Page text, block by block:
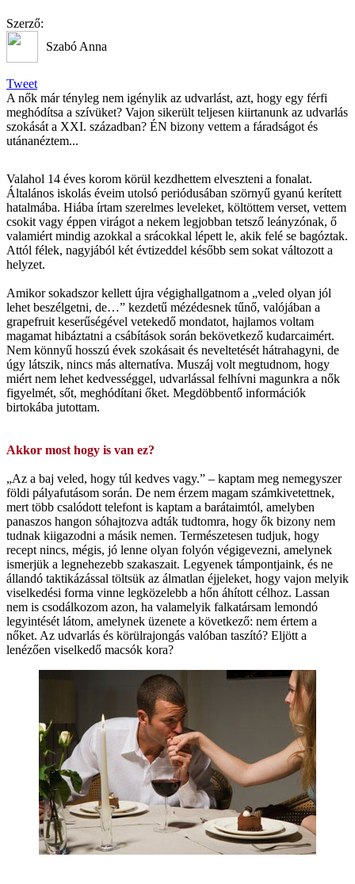
Szerző:
Szabó Anna
Tweet
A nők már tényleg nem igénylik az udvarlást, azt, hogy egy férfi
meghódítsa a szívüket? Vajon sikerült teljesen kiirtanunk az udvarlás
szokását a XXI. században? ÉN bizony vettem a fáradságot és
utánanéztem...
Valahol 14 éves korom körül kezdhettem elveszteni a fonalat.
Általános iskolás éveim utolsó periódusában szörnyű gyanú kerített
hatalmába. Hiába írtam szerelmes leveleket, költöttem verset, vettem
csokit vagy éppen virágot a nekem legjobban tetsző leányzónak, ő
valamiért mindig azokkal a srácokkal lépett le, akik felé se bagóztak.
Attól félek, nagyjából két évtizeddel később sem sokat változott a
helyzet.
Amikor sokadszor kellett újra végighallgatnom a „veled olyan jól
lehet beszélgetni, de…” kezdetű mézédesnek tűnő, valójában a
grapefruit keserűségével vetekedő mondatot, hajlamos voltam
magamat hibáztatni a csábítások során bekövetkező kudarcaimért.
Nem könnyű hosszú évek szokásait és neveltetését hátrahagyni, de
úgy látszik, nincs más alternatíva. Muszáj volt megtudnom, hogy
miért nem lehet kedvességgel, udvarlással felhívni magunkra a nők
figyelmét, sőt, meghódítani őket. Megdöbbentő információk
birtokába jutottam.
Akkor most hogy is van ez?
„Az a baj veled, hogy túl kedves vagy.” – kaptam meg nemegyszer
földi pályafutásom során. De nem érzem magam számkivetettnek,
mert több csalódott telefont is kaptam a barátaimtól, amelyben
panaszos hangon sóhajtozva adták tudtomra, hogy ők bizony nem
tudnak kiigazodni a másik nemen. Természetesen tudjuk, hogy
recept nincs, mégis, jó lenne olyan folyón végigevezni, amelynek
ismerjük a legnehezebb szakaszait. Legyenek támpontjaink, és ne
állandó taktikázással töltsük az álmatlan éjjeleket, hogy vajon melyik
viselkedési forma vinne legközelebb a hőn áhított célhoz. Lassan
nem is csodálkozom azon, ha valamelyik falkatársam lemondó
legyintését látom, amelynek üzenete a következő: nem értem a
nőket. Az udvarlás és körülrajongás valóban taszító? Eljött a
lenézően viselkedő macsók kora?